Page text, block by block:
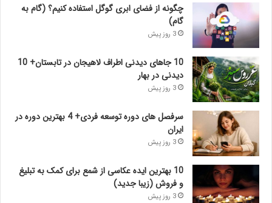
چگونه از فضای ابری گوگل استفاده کنیم؟ (گام به
گام)
3 روز پیش
10 جاهای دیدنی اطراف لاهیجان در تابستان+ 10
دیدنی در بهار
3 روز پیش
سرفصل های دوره توسعه فردی+ 4 بهترین دوره در
ایران
3 روز پیش
10 بهترین ایده عکاسی از شمع برای کمک به تبلیغ
و فروش (زیبا جدید)
3 روز پیش